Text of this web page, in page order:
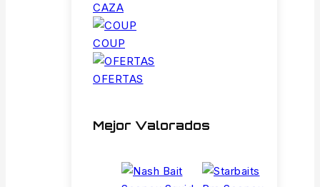
CAZA
COUP
OFERTAS
Mejor Valorados